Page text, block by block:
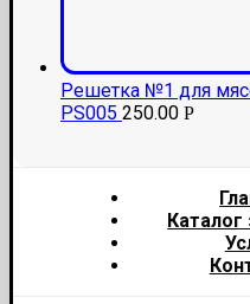
Решетка №1 для
PS005 250.00 Р
Каталог